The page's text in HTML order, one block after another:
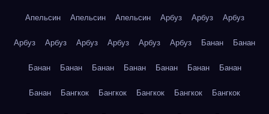
Апельсин Апельсин Апельсин Арбуз Арбуз Арбуз
Арбуз Арбуз Арбуз Арбуз Арбуз Арбуз Банан Банан
Банан Банан Банан Банан Банан Банан Банан
Банан Бангкок Бангкок Бангкок Бангкок Бангкок